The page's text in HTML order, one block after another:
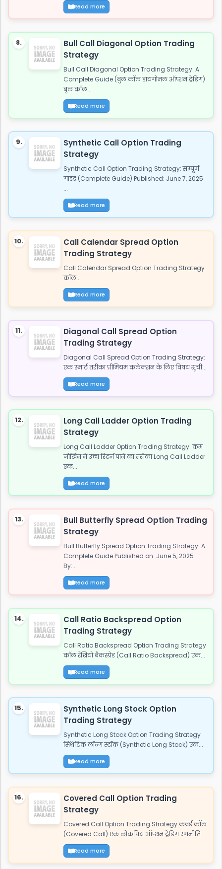
Read more
8.
Bull Call Diagonal Option Trading
Strategy
Bull Call Diagonal Option Trading Strategy: A
Complete Guide (बुल कॉल डायगोनल ऑप्शन ट्रेडिंग)
बुल कॉल...
Read more
9.
Synthetic Call Option Trading
Strategy
Synthetic Call Option Trading Strategy: सम्पूर्ण
गाइड (Complete Guide) Published: June 7, 2025
...
Read more
10.
Call Calendar Spread Option
Trading Strategy
Call Calendar Spread Option Trading Strategy
कॉल...
Read more
11.
Diagonal Call Spread Option
Trading Strategy
Diagonal Call Spread Option Trading Strategy:
एक स्मार्ट तरीका प्रीमियम कलेक्शन के लिए विषय सूची...
Read more
12.
Long Call Ladder Option Trading
Strategy
Long Call Ladder Option Trading Strategy: कम
जोखिम में उच्च रिटर्न पाने का तरीका Long Call Ladder
एक...
Read more
13.
Bull Butterfly Spread Option Trading
Strategy
Bull Butterfly Spread Option Trading Strategy: A
Complete Guide Published on: June 5, 2025
By:...
Read more
14.
Call Ratio Backspread Option
Trading Strategy
Call Ratio Backspread Option Trading Strategy
कॉल रेशियो बैकस्प्रेड (Call Ratio Backspread) एक...
Read more
15.
Synthetic Long Stock Option
Trading Strategy
Synthetic Long Stock Option Trading Strategy
सिंथेटिक लॉन्ग स्टॉक (Synthetic Long Stock) एक...
Read more
16.
Covered Call Option Trading
Strategy
Covered Call Option Trading Strategy कवर्ड कॉल
(Covered Call) एक लोकप्रिय ऑप्शन ट्रेडिंग रणनीति...
Read more